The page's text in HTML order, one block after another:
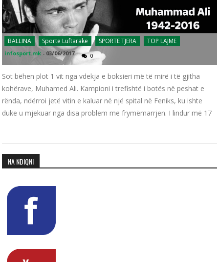
BALLINA Sporte Luftarake SPORTE TJERA TOP LAJME
infosport.mk - 03/06/2017 0
Sot bëhen plot 1 vit nga vdekja e boksieri më të mirë i të gjitha
kohërave, Muhamed Ali. Kampioni i trefishtë i botës në peshat e
rënda, ndërroi jetë vitin e kaluar në një spital në Feniks, ku ishte
duke u mjekuar nga disa problem me frymëmarrjen. I lindur më 17
NA NDIQNI